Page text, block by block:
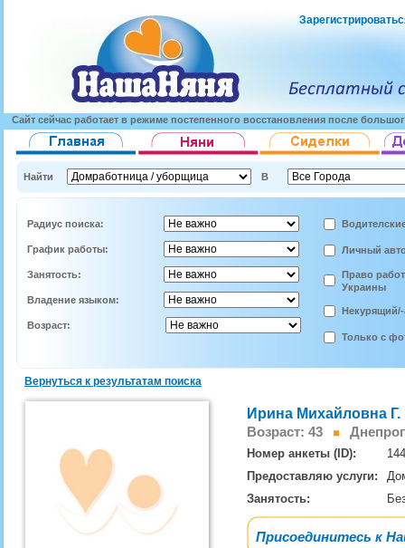
Сайт сейчас работает в режиме постепенного восстановления после
Найти В
Радиус поиска:
График работы:
Занятость:
Владение языком:
Возраст:
Личный
Право
Украины
Некурящий/-
Только с
Вернуться к результатам поиска
Ирина Михайловна Г.
Возраст: 43
Номер анкеты (ID):
Предоставляю услуги:
Занятость:
Присоединитесь к